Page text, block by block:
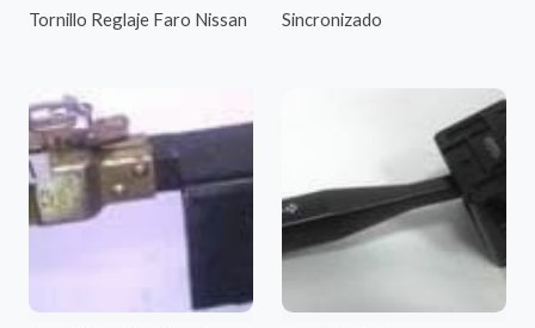
Tornillo Reglaje Faro Nissan Sincronizado